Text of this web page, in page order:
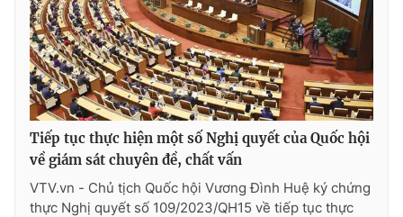
Thị trường 24h Tấm lòng Việt
VTV4 Vươn mình bằng AI
VTV9 VTV8
Liên hệ tòa soạn English
Tiếp tục thực hiện một số Nghị quyết của Quốc hội
về giám sát chuyên đề, chất vấn
VTV.vn - Chủ tịch Quốc hội Vương Đình Huệ ký chứng
thực Nghị quyết số 109/2023/QH15 về tiếp tục thực